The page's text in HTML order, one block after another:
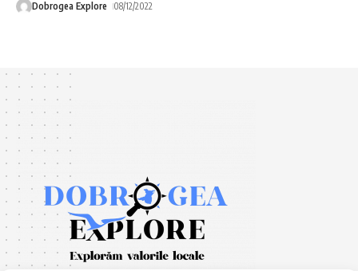
Dobrogea Explore 08/12/2022